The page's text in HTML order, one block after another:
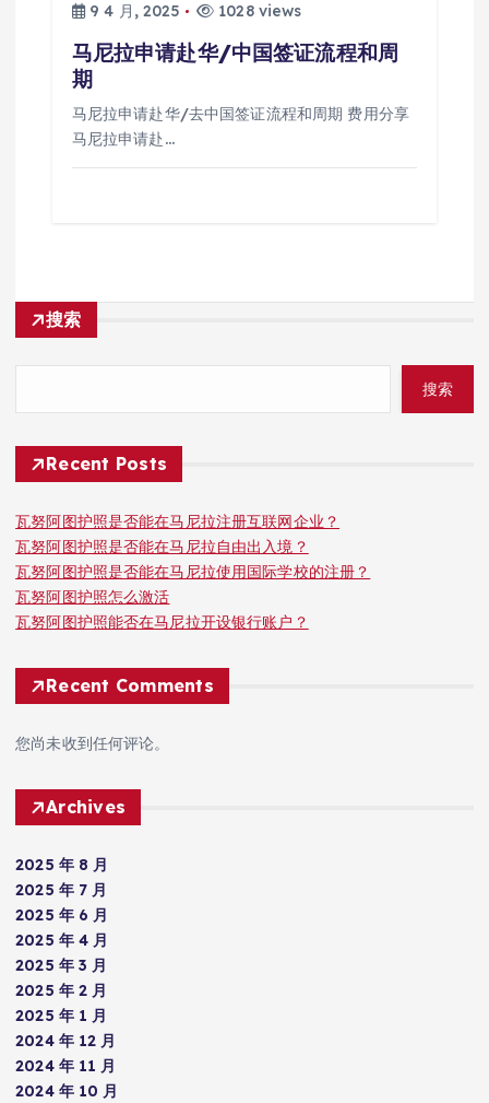
9 4 月, 2025
1028 views
马尼拉申请赴华/中国签证流程和周
期
马尼拉申请赴华/去中国签证流程和周期 费用分享
马尼拉申请赴…
搜索
搜索
Recent Posts
瓦努阿图护照是否能在马尼拉注册互联网企业？
瓦努阿图护照是否能在马尼拉自由出入境？
瓦努阿图护照是否能在马尼拉使用国际学校的注册？
瓦努阿图护照怎么激活
瓦努阿图护照能否在马尼拉开设银行账户？
Recent Comments
您尚未收到任何评论。
Archives
2025 年 8 月
2025 年 7 月
2025 年 6 月
2025 年 4 月
2025 年 3 月
2025 年 2 月
2025 年 1 月
2024 年 12 月
2024 年 11 月
2024 年 10 月